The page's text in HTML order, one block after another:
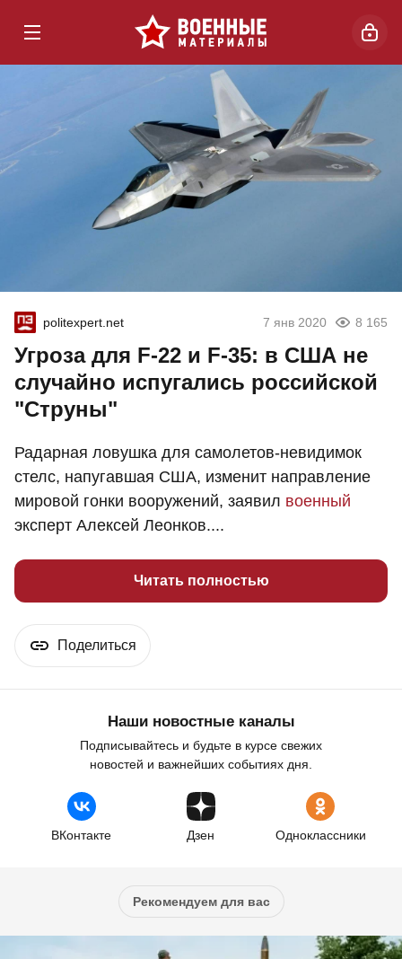
politexpert.net 7 янв 2020 8 165
Угроза для F-22 и F-35: в США не
случайно испугались российской
"Струны"
Радарная ловушка для самолетов-невидимок
стелс, напугавшая США, изменит направление
мировой гонки вооружений, заявил военный
эксперт Алексей Леонков....
Читать полностью
Поделиться
Наши новостные каналы
Подписывайтесь и будьте в курсе свежих
новостей и важнейших событиях дня.
ВКонтакте Дзен Одноклассники
Рекомендуем для вас